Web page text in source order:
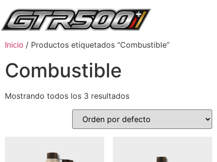
Inicio / Productos etiquetados “Combustible”
Combustible
Mostrando todos los 3 resultados